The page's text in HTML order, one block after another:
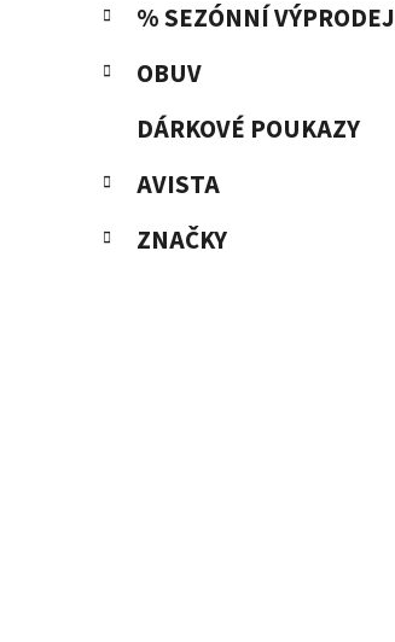
% SEZÓNNÍ VÝPRODEJ
OBUV
DÁRKOVÉ POUKAZY
AVISTA
ZNAČKY